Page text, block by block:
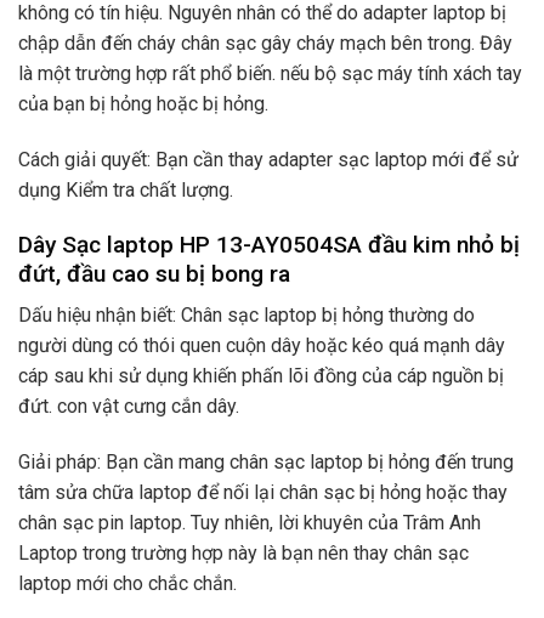
không có tín hiệu. Nguyên nhân có thể do adapter laptop bị
chập dẫn đến cháy chân sạc gây cháy mạch bên trong. Đây
là một trường hợp rất phổ biến. nếu bộ sạc máy tính xách tay
của bạn bị hỏng hoặc bị hỏng.
Cách giải quyết: Bạn cần thay adapter sạc laptop mới để sử
dụng Kiểm tra chất lượng.
Dây Sạc laptop HP 13-AY0504SA đầu kim nhỏ bị
đứt, đầu cao su bị bong ra
Dấu hiệu nhận biết: Chân sạc laptop bị hỏng thường do
người dùng có thói quen cuộn dây hoặc kéo quá mạnh dây
cáp sau khi sử dụng khiến phấn lõi đồng của cáp nguồn bị
đứt. con vật cưng cắn dây.
Giải pháp: Bạn cần mang chân sạc laptop bị hỏng đến trung
tâm sửa chữa laptop để nối lại chân sạc bị hỏng hoặc thay
chân sạc pin laptop. Tuy nhiên, lời khuyên của Trâm Anh
Laptop trong trường hợp này là bạn nên thay chân sạc
laptop mới cho chắc chắn.